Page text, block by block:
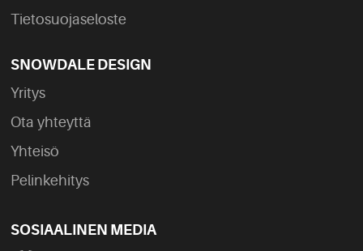
Tietosuojaseloste
SNOWDALE DESIGN
Yritys
Ota yhteyttä
Yhteisö
Pelinkehitys
SOSIAALINEN MEDIA